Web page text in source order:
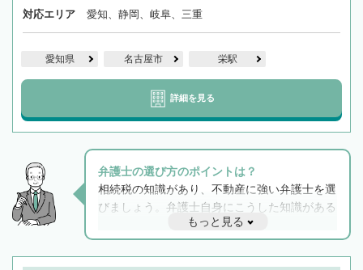
対応エリア 愛知、静岡、岐阜、三重
愛知県 名古屋市 栄駅
詳細を見る
弁護士の選び方のポイントは？
相続税の知識があり、不動産に強い弁護士を選
びましょう。弁護士自身にこうした知識がある
と他士業との連携もスムーズに進み、トラブル
解決のみならず相続をトータルで任せることが
できます。また、相続は感情がからむ分野なの
もっと見る